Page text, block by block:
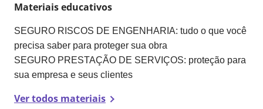
Materiais educativos
SEGURO RISCOS DE ENGENHARIA: tudo o que você
precisa saber para proteger sua obra
SEGURO PRESTAÇÃO DE SERVIÇOS: proteção para
sua empresa e seus clientes
Ver todos materiais